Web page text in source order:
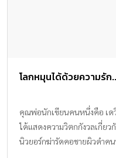
โลกหมุนได้ด้วยความรัก
คุณพ่อนักเขียนคนหนึ่งคือ เด
ได้แสดงความวิตกกังวลเกี่ย
นิวยอร์กฆ่ารัดคอชายผิวดำค